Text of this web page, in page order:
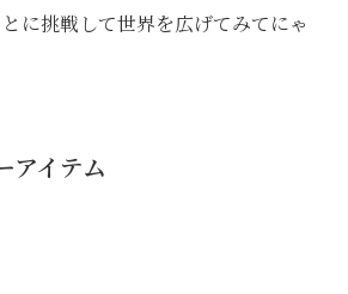
に挑戦して世界を広げてみてにゃ
アイテム